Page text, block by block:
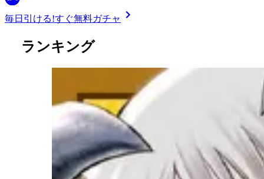
毎日引ける!すぐ無料ガチャ
ランキング